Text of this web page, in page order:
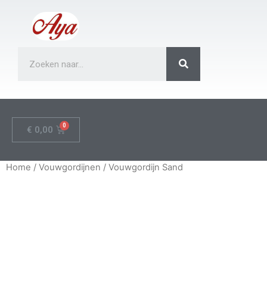
€ 0,00
Home / Vouwgordijnen / Vouwgordijn Sand